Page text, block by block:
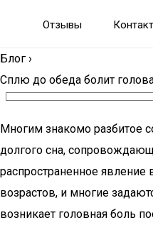
Отзывы
Блог ›
Сплю до обеда болит
Многим знакомо разбитое
долгого сна,
распространенное явление
возрастов, и многие
возникает головная боль